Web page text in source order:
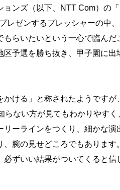
ンズ（以下、NTT Com）の
レゼンするプレッシャーの中
らいたいという一心で臨んだ
予選を勝ち抜き、甲子園に出
ける」と称されたようですが
ない方が見てもわかりやすく
ーラインをつくり、細かな演
腕の見せどころでもあります
ずいい結果がついてくると信